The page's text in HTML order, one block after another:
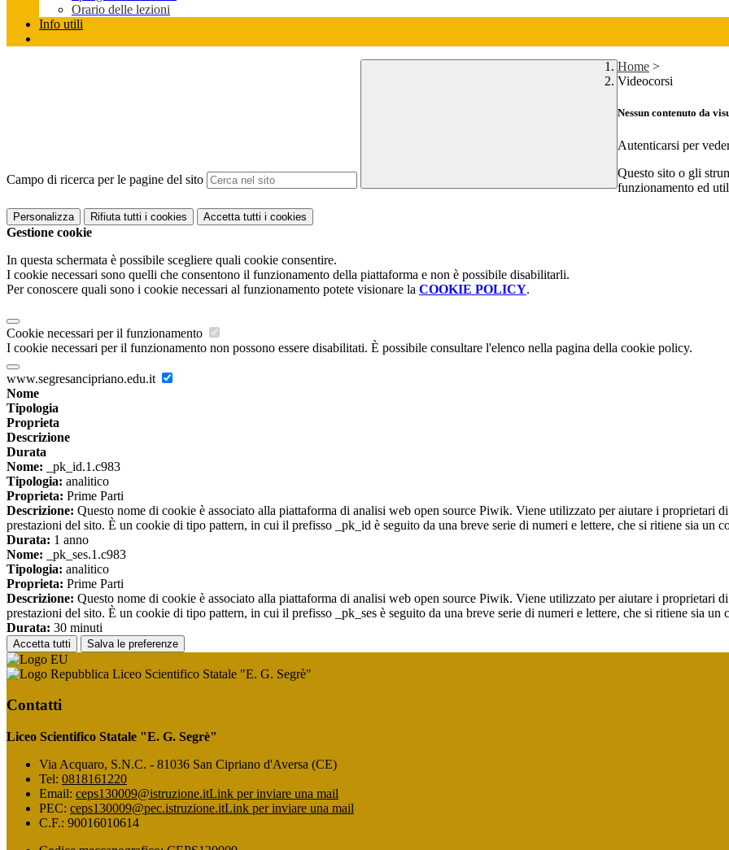
Orario delle lezioni
Info utili
Campo di ricerca per le pagine del sito
Home >
Videocorsi
Nessun contenuto da
Autenticarsi per
Questo sito o gli
funzionamento ed
Personalizza Rifiuta tutti i cookies Accetta tutti i cookies
Gestione cookie
In questa schermata è possibile scegliere quali cookie consentire.
I cookie necessari sono quelli che consentono il funzionamento della piattaforma e non è possibile disabilitarli.
Per conoscere quali sono i cookie necessari al funzionamento potete visionare la COOKIE POLICY.
Cookie necessari per il funzionamento
I cookie necessari per il funzionamento non possono essere disabilitati. È possibile consultare l'elenco nella pagina della cookie policy.
www.segresancipriano.edu.it
Nome
Tipologia
Proprieta
Descrizione
Durata
Nome: _pk_id.1.c983
Tipologia: analitico
Proprieta: Prime Parti
Descrizione: Questo nome di cookie è associato alla piattaforma di analisi web open source Piwik. Viene utilizzato per aiutare i proprietari
prestazioni del sito. È un cookie di tipo pattern, in cui il prefisso _pk_id è seguito da una breve serie di numeri e lettere, che si ritiene sia un
Durata: 1 anno
Nome: _pk_ses.1.c983
Tipologia: analitico
Proprieta: Prime Parti
Descrizione: Questo nome di cookie è associato alla piattaforma di analisi web open source Piwik. Viene utilizzato per aiutare i proprietari
prestazioni del sito. È un cookie di tipo pattern, in cui il prefisso _pk_ses è seguito da una breve serie di numeri e lettere, che si ritiene sia
Durata: 30 minuti
Accetta tutti Salva le preferenze
Liceo Scientifico Statale "E. G. Segrè"
Contatti
Liceo Scientifico Statale "E. G. Segrè"
Via Acquaro, S.N.C. - 81036 San Cipriano d'Aversa (CE)
Tel: 0818161220
Email: ceps130009@istruzione.itLink per inviare una mail
PEC: ceps130009@pec.istruzione.itLink per inviare una mail
C.F.: 90016010614